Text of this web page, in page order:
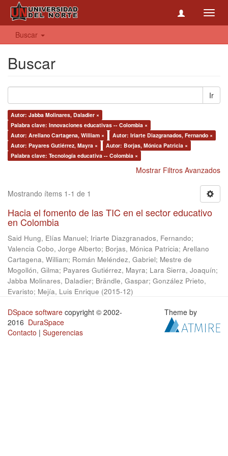
Buscar
Buscar
Ir
Autor: Jabba Molinares, Daladier ×
Palabra clave: Innovaciones educativas -- Colombia ×
Autor: Arellano Cartagena, William ×
Autor: Iriarte Diazgranados, Fernando ×
Autor: Payares Gutiérrez, Mayra ×
Autor: Borjas, Mónica Patricia ×
Palabra clave: Tecnología educativa -- Colombia ×
Mostrar Filtros Avanzados
Mostrando ítems 1-1 de 1
Hacia el fomento de las TIC en el sector educativo
en Colombia
Said Hung, Elías Manuel; Iriarte Diazgranados, Fernando;
Valencia Cobo, Jorge Alberto; Borjas, Mónica Patricia; Arellano
Cartagena, William; Román Meléndez, Gabriel; Mestre de
Mogollón, Gilma; Payares Gutiérrez, Mayra; Lara Sierra, Joaquín;
Jabba Molinares, Daladier; Brändle, Gaspar; González Prieto,
Evaristo; Mejía, Luis Enrique (2015-12)
DSpace software copyright © 2002-
2016 DuraSpace
Contacto | Sugerencias
Theme by